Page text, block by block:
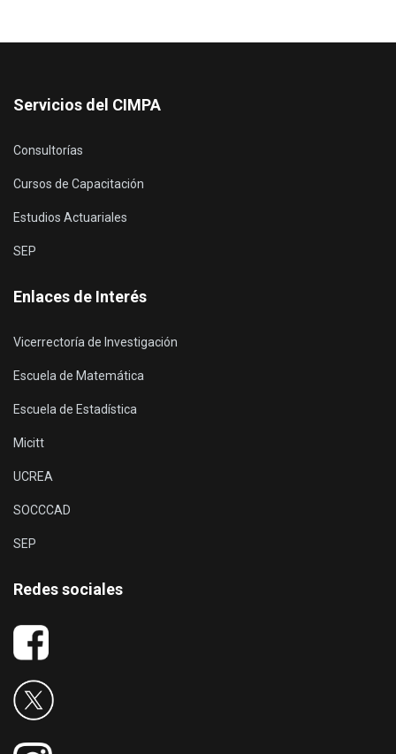
Servicios del CIMPA
Consultorías
Cursos de Capacitación
Estudios Actuariales
SEP
Enlaces de Interés
Vicerrectoría de Investigación
Escuela de Matemática
Escuela de Estadística
Micitt
UCREA
SOCCCAD
SEP
Redes sociales